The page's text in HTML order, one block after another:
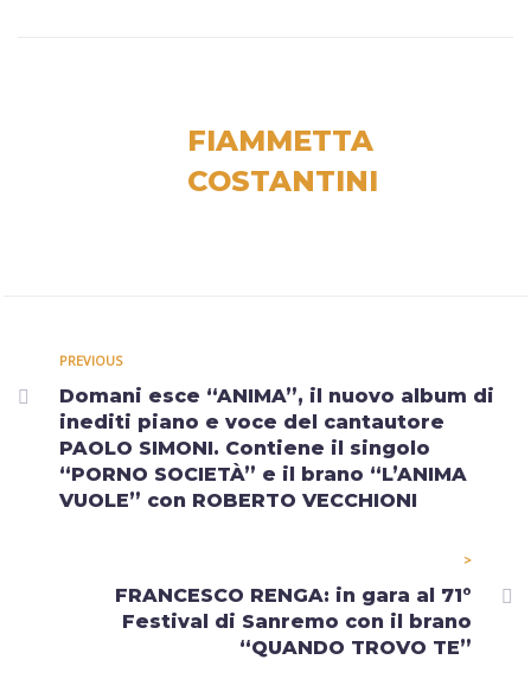
FIAMMETTA
COSTANTINI
PREVIOUS
Domani esce “ANIMA”, il nuovo album di
inediti piano e voce del cantautore
PAOLO SIMONI. Contiene il singolo
“PORNO SOCIETÀ” e il brano “L’ANIMA
VUOLE” con ROBERTO VECCHIONI
>
FRANCESCO RENGA: in gara al 71°
Festival di Sanremo con il brano
“QUANDO TROVO TE”